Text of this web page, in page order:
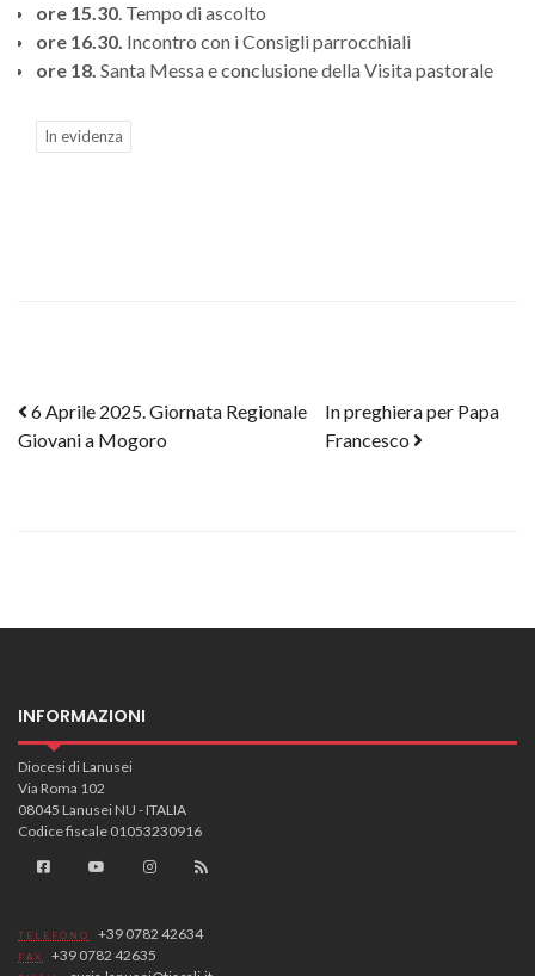
ore 15.30. Tempo di ascolto
ore 16.30. Incontro con i Consigli parrocchiali
ore 18. Santa Messa e conclusione della Visita pastorale
In evidenza
Post navigation
6 Aprile 2025. Giornata Regionale
Giovani a Mogoro
In preghiera per Papa
Francesco
INFORMAZIONI
Diocesi di Lanusei
Via Roma 102
08045 Lanusei NU - ITALIA
Codice fiscale 01053230916
TELEFONO +39 0782 42634
FAX +39 0782 42635